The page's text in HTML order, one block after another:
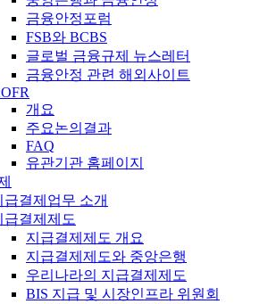
금융안정포럼
FSB와 BCBS
글로벌 금융규제 뉴스레터
금융안정 관련 해외사이트
개요
주요논의결과
FAQ
유관기관 홈페이지
급결제업무 소개
급결제제도
지급결제제도 개요
지급결제제도와 중앙은행
우리나라의 지급결제제도
BIS 지급 및 시장인프라 위원회